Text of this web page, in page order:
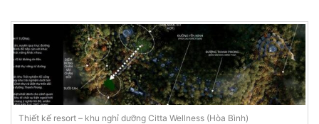
Thiết kế resort – khu nghỉ dưỡng Citta Wellness (Hòa Bình)